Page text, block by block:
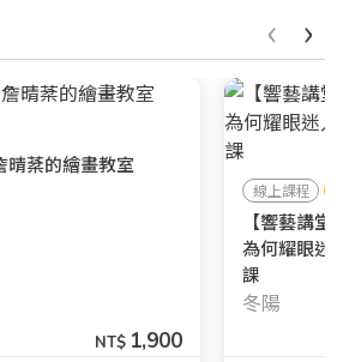
重設密碼
將前一位使用者強制登出。
確定
取消
晴棻的繪畫教室
NT$ 1,900
線上課程
【響藝講
為何耀眼迷
課
冬陽
‹ ›